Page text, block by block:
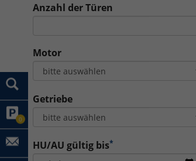
0
Anzahl der Türen
Motor
Getriebe
HU/AU gültig bis*